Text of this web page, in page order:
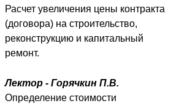
Расчет увеличения цены контракта
(договора) на строительство,
реконструкцию и капитальный
ремонт.
Лектор - Горячкин П.В.
Определение стоимости